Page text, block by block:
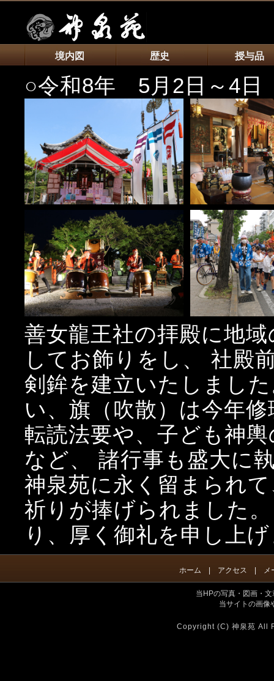
境内図 歴史 授与品
○令和8年 5月2日～4日
善女龍王社の拝殿に地
してお飾りをし、 社殿
剣鉾を建立いたしまし
い、旗（吹散）は今年
転読法要や、子ども神
など、 諸行事も盛大に
神泉苑に永く留まられ
祈りが捧げられました
り、厚く御礼を申し上
ホーム | アクセス | メー
当HPの写真・図画・
当サイトの画像や
Copyright (C) 神泉苑